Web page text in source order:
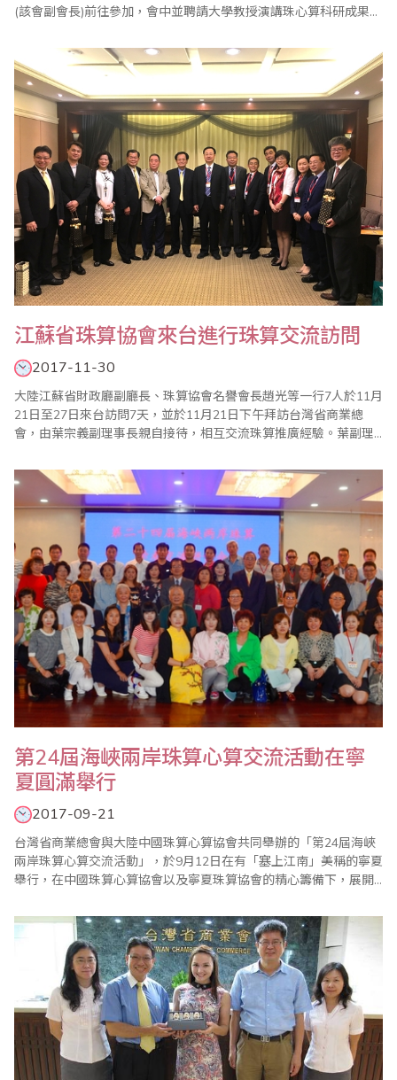
(該會副會長)前往參加，會中並聘請大學教授演講珠心算科研成果及
江蘇省珠算協會來台進行珠算交流訪問
2017-11-30
大陸江蘇省財政廳副廳長、珠算協會名譽會長趙光等一行7人於11月
21日至27日來台訪問7天，並於11月21日下午拜訪台灣省商業總
會，由葉宗義副理事長親自接待，相互交流珠算推廣經驗。葉副理
算功能、幼兒智力開發的教育功能以及透過珠心算的學習，刺激腦
細胞的活動，預防失智症等功能；趙名譽會長也簡述了江蘇省自
2012年珠心算實驗工作啟動以來，珠心算推廣..
第24屆海峽兩岸珠算心算交流活動在寧
夏圓滿舉行
2017-09-21
台灣省商業總會與大陸中國珠算心算協會共同舉辦的「第24屆海峽
兩岸珠算心算交流活動」，於9月12日在有「塞上江南」美稱的寧夏
舉行，在中國珠算心算協會以及寧夏珠算協會的精心籌備下，展開
術交流會，台灣省商業總會由副理事長兼珠算委員會主任委員葉宗
義率團一行25人與會，與會成員還包括中國珠算心算協會王朝才副
會長、王妍玲秘書長、米慧珍副祕書長、寧夏..